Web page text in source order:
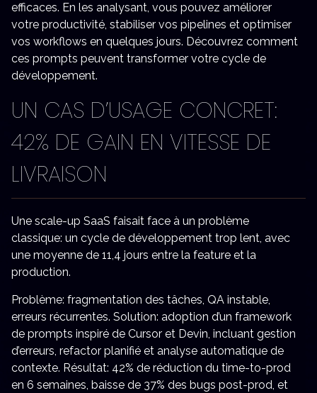
efficaces. En les analysant, vous pouvez améliorer
votre productivité, stabiliser vos pipelines et optimiser
vos workflows en quelques jours. Découvrez comment
ces prompts peuvent transformer votre cycle de
développement.
UN CAS D’USAGE CONCRET:
42% DE GAIN EN VITESSE DE
LIVRAISON
Une scale-up SaaS faisait face à un problème
classique: un cycle de développement trop lent, avec
une moyenne de 11,4 jours entre la feature et la
production.
Problème: fragmentation des tâches, QA instable,
erreurs récurrentes. Solution: adoption d’un framework
de prompts inspiré de Cursor et Devin, incluant gestion
d’erreurs, refactor planifié et analyse automatique de
contexte. Résultat: 42% de réduction du time-to-prod
en 6 semaines, baisse de 37% des bugs post-prod, et